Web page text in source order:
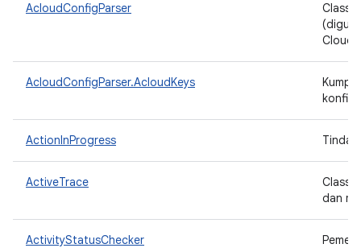
AcloudConfigParser
Class
AcloudConfigParser.AcloudKeys
ActionInProgress
ActiveTrace
Class
dan
ActivityStatusChecker